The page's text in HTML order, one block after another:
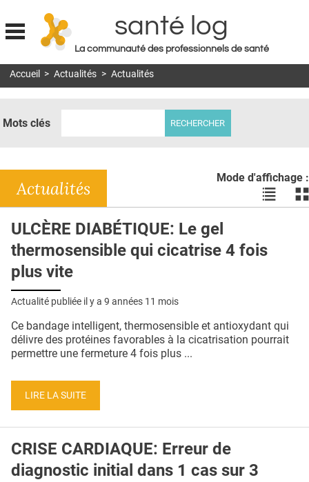
Jump to navigation
santé log
La communauté des professionnels de santé
MON COMPTE
DOSSIERS
RÉSEAUX
E-REVUE SAD
L'APP
PUBLICITÉ
CONTACT
Accueil > Actualités > Actualités
Mots clés
Mode d'affichage :
Voir
les
liste
les
Actualités
ULCÈRE DIABÉTIQUE: Le gel
thermosensible qui cicatrise 4 fois
plus vite
Actualité publiée il y a 9 années 11 mois
Ce bandage intelligent, thermosensible et antioxydant qui
délivre des protéines favorables à la cicatrisation pourrait
permettre une fermeture 4 fois plus ...
LIRE LA SUITE
CRISE CARDIAQUE: Erreur de
diagnostic initial dans 1 cas sur 3